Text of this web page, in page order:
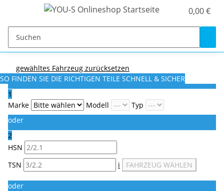
0,00 €
gewähltes Fahrzeug zurücksetzen
SO FINDEN SIE DIE RICHTIGEN TEILE SCHNELL & SICHER
1
Marke
Modell
Typ
oder
2
HSN
TSN
i FAHRZEUG WÄHLEN
oder